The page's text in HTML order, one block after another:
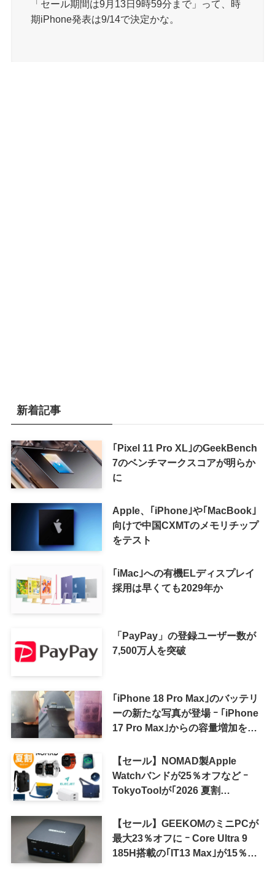
「セール期間は9月13日9時59分まで」って、時
期iPhone発表は9/14で決定かな。
新着記事
｢Pixel 11 Pro XL｣のGeekBench
7のベンチマークスコアが明らか
に
Apple、｢iPhone｣や｢MacBook｣
向けで中国CXMTのメモリチップ
をテスト
｢iMac｣への有機ELディスプレイ
採用は早くても2029年か
「PayPay」の登録ユーザー数が
7,500万人を突破
｢iPhone 18 Pro Max｣のバッテリ
ーの新たな写真が登場 ｰ ｢iPhone
17 Pro Max｣からの容量増加を確
【セール】NOMAD製Apple
Watchバンドが25％オフなど ｰ
TokyoToolが｢2026 夏割
【セール】GEEKOMのミニPCが
最大23％オフに ｰ Core Ultra 9
185H搭載の｢IT13 Max｣が15％オ